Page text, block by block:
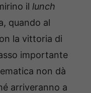
il lunch
quando al
la vittoria di
importante
non dà
arriveranno a